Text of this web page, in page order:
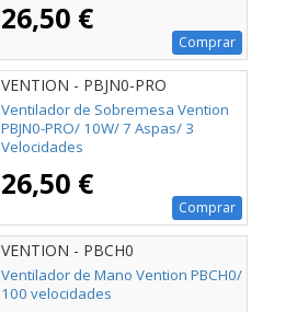
26,50 €
Comprar
VENTION - PBJN0-PRO
Ventilador de Sobremesa Vention
PBJN0-PRO/ 10W/ 7 Aspas/ 3
Velocidades
26,50 €
Comprar
VENTION - PBCH0
Ventilador de Mano Vention PBCH0/
100 velocidades